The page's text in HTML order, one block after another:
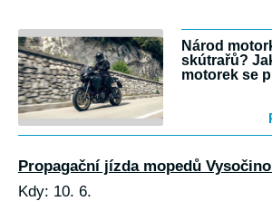
Národ
skútrařů?
motorek se
Propagační jízda mopedů
Kdy: 10. 6.